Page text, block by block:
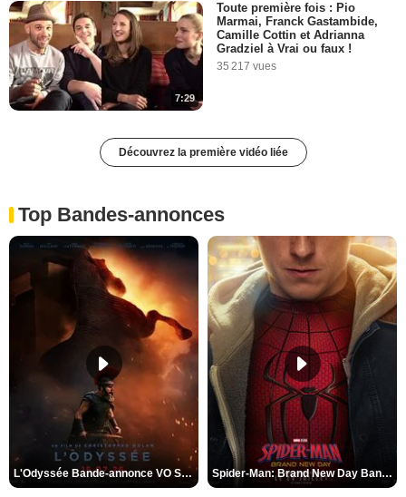
7:29
Toute première fois : Pio
Marmai, Franck Gastambide,
Camille Cottin et Adrianna
Gradziel à Vrai ou faux !
35 217 vues
Découvrez la première vidéo liée
Top Bandes-annonces
L'Odyssée Bande-annonce VO STFR Spider-Man: Brand New Day Bande-annonce VO STFR